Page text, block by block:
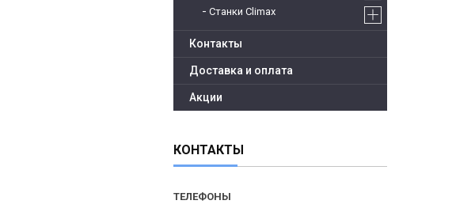
Станки Climax
Контакты
Доставка и оплата
Акции
КОНТАКТЫ